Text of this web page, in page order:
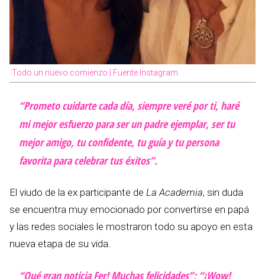
Todo un nuevo comienzo | Fuente Instagram
“Prometo cuidarte cada día, siempre veré por ti, haré
mi mejor esfuerzo para ser un padre ejemplar, ser tu
mejor amigo, tu confidente, tu guía y tu persona
favorita para celebrar tus éxitos”.
El viudo de la ex participante de La Academia, sin duda
se encuentra muy emocionado por convertirse en papá
y las redes sociales le mostraron todo su apoyo en esta
nueva etapa de su vida.
“Qué gran noticia Fer! Muchas felicidades”; “¡Wow!